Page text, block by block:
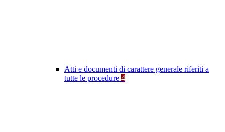
Atti e documenti di carattere generale riferiti a
tutte le procedure 4